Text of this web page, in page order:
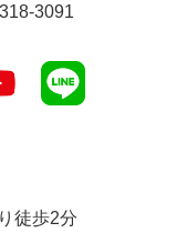
3091
徒歩2分